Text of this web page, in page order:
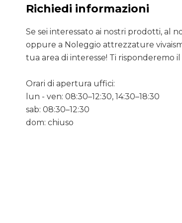
Richiedi informazioni
Se sei interessato ai nostri prodotti, al
oppure a Noleggio attrezzature
tua area di interesse! Ti risponderemo il
Orari di apertura uffici:
lun - ven: 08:30–12:30, 14:30–18:30
sab: 08:30–12:30
dom: chiuso